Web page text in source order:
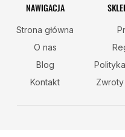
NAWIGACJA
Strona główna
O nas
Blog
Kontakt